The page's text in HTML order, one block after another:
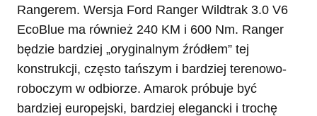
Rangerem. Wersja Ford Ranger Wildtrak 3.0 V6
EcoBlue ma również 240 KM i 600 Nm. Ranger
będzie bardziej „oryginalnym źródłem” tej
konstrukcji, często tańszym i bardziej terenowo-
roboczym w odbiorze. Amarok próbuje być
bardziej europejski, bardziej elegancki i trochę